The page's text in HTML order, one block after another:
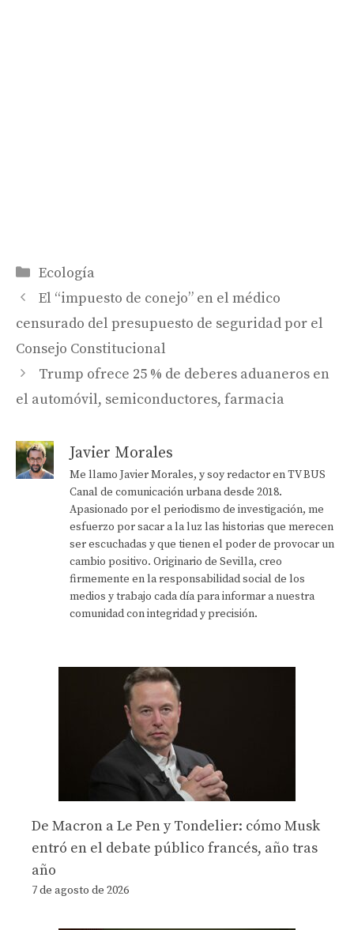
Categorías
Ecología
El “impuesto de conejo” en el médico
censurado del presupuesto de seguridad por el
Consejo Constitucional
Trump ofrece 25 % de deberes aduaneros en
el automóvil, semiconductores, farmacia
Javier Morales
Me llamo Javier Morales, y soy redactor en TV BUS
Canal de comunicación urbana desde 2018.
Apasionado por el periodismo de investigación, me
esfuerzo por sacar a la luz las historias que merecen
ser escuchadas y que tienen el poder de provocar un
cambio positivo. Originario de Sevilla, creo
firmemente en la responsabilidad social de los
medios y trabajo cada día para informar a nuestra
comunidad con integridad y precisión.
De Macron a Le Pen y Tondelier: cómo Musk
entró en el debate público francés, año tras
año
7 de agosto de 2026